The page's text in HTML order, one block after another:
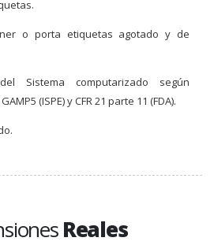
o porta etiquetas agotado y de
Sistema computarizado según
(ISPE) y CFR 21 parte 11 (FDA).
Reales